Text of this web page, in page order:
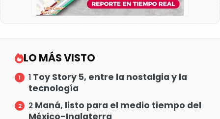
LO MÁS VISTO
1 Toy Story 5, entre la nostalgia y la
tecnología
2 Maná, listo para el medio tiempo del
México-Inglaterra